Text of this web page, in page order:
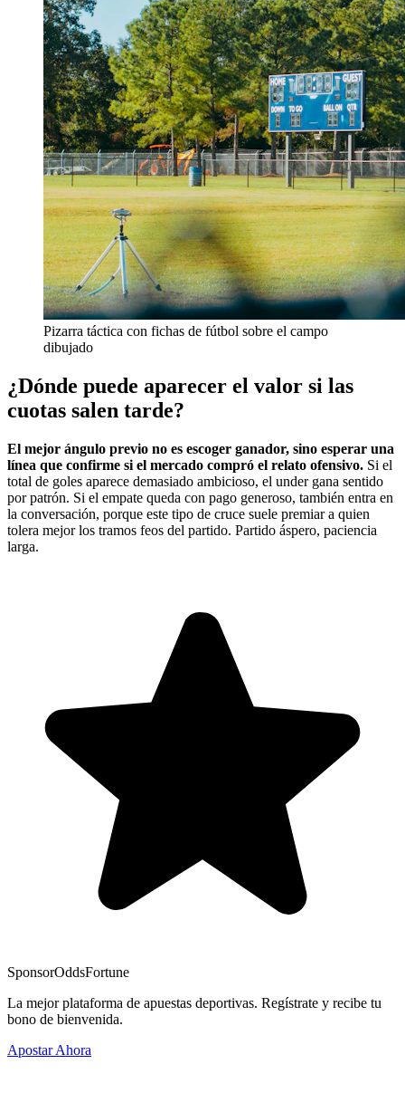
Pizarra táctica con fichas de fútbol sobre el campo
dibujado
¿Dónde puede aparecer el valor si las
cuotas salen tarde?
El mejor ángulo previo no es escoger ganador, sino esperar una
línea que confirme si el mercado compró el relato ofensivo. Si el
total de goles aparece demasiado ambicioso, el under gana sentido
por patrón. Si el empate queda con pago generoso, también entra en
la conversación, porque este tipo de cruce suele premiar a quien
tolera mejor los tramos feos del partido. Partido áspero, paciencia
larga.
SponsorOddsFortune
La mejor plataforma de apuestas deportivas. Regístrate y recibe tu
bono de bienvenida.
Apostar Ahora